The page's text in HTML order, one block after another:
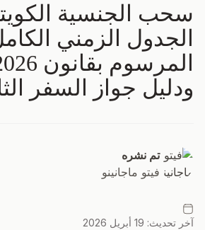
الجدول الزمني
ودليل جواز السفر
تم نشره
فيتو ماجانينو
آخر تحديث: 19 أبريل 2026